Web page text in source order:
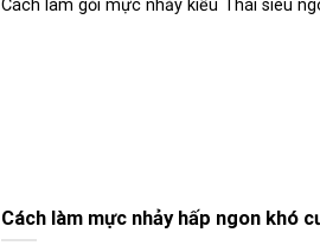
Cách làm gỏi mực nhảy kiểu Thái siêu
Cách làm mực nhảy hấp ngon khó